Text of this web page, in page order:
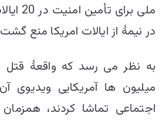
ملی
در نیمۀ از ایالات امریکا منع
به نظر می رسد که واقعۀ قتل
میلیون ها آمریکایی ویدیوی
اجتماعی تماشا کردند،